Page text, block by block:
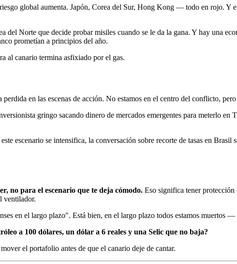
global aumenta. Japón, Corea del Sur, Hong Kong — todo en rojo. Y
Norte que decide probar misiles cuando se le da la gana. Y hay una
prometían a principios del año.
al canario termina asfixiado por el gas.
en las escenas de acción. No estamos en el centro del conflicto,
gringo sacando dinero de mercados emergentes para meterlo en
escenario se intensifica, la conversación sobre recorte de tasas en
no para el escenario que te deja cómodo. Eso significa tener
ventilador.
en el largo plazo". Está bien, en el largo plazo todos estamos muertos
a 100 dólares, un dólar a 6 reales y una Selic que no baja?
el portafolio antes de que el canario deje de cantar.